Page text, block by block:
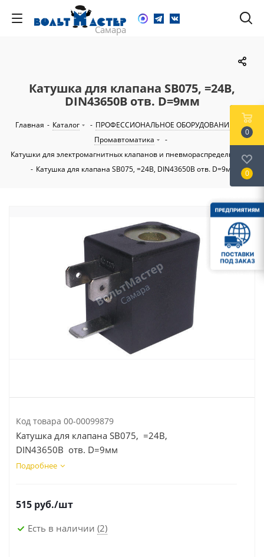
Катушка для клапана SB075, =24В,
DIN43650B отв. D=9мм
Главная - Каталог - ПРОФЕССИОНАЛЬНОЕ ОБОРУДОВАНИЕ
-
Промавтоматика
-
Катушки для электромагнитных клапанов и пневмораспределителей
- Катушка для клапана SB075, =24В, DIN43650B отв. D=9мм
Код товара 00-00099879
Катушка для клапана SB075, =24В,
DIN43650B отв. D=9мм
Подробнее
515 руб./шт
Есть в наличии (2)
0
0